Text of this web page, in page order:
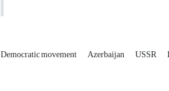
Democratic movement Azerbaijan USSR